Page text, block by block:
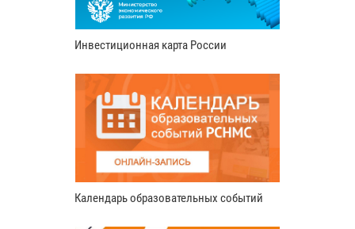
Инвестиционная карта России
Календарь образовательных событий